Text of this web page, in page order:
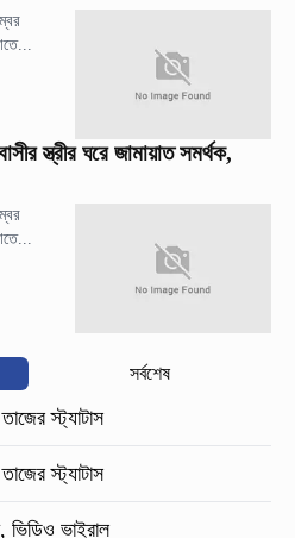
স্ত্রীর ঘরে জামায়াত সমর্থক,
সর্বশেষ
স্ট্যাটাস
স্ট্যাটাস
ভিডিও ভাইরাল